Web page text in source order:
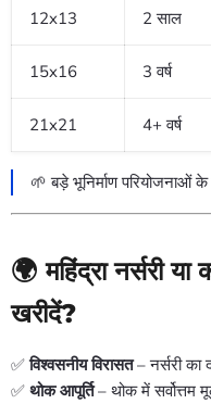
12x13 2 साल
15x16 3 वर्ष
21x21 4+ वर्ष
🌱 बड़े भूनिर्माण परियोजनाओं
🌍 महिंद्रा नर्सरी
खरीदें?
✅विश्वसनीय विरासत– नर्सरी
✅ थोक आपूर्ति– थोक में सर्वोत्तम